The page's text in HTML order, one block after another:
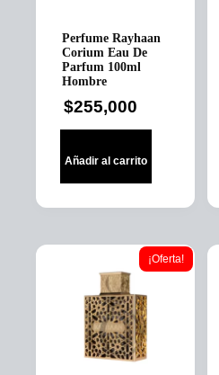
Perfume Rayhaan
Corium Eau De
Parfum 100ml
Hombre
$255,000
Añadir al carrito
¡Oferta!